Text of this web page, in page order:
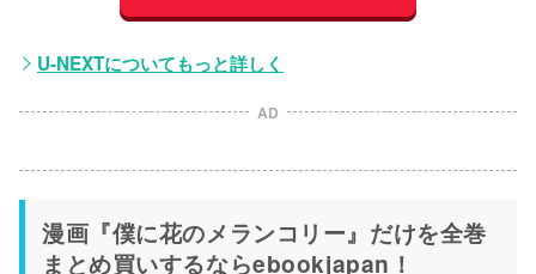
U-NEXTについてもっと詳しく
AD
漫画『僕に花のメランコリー』だけを全巻
まとめ買いするならebookjapan！